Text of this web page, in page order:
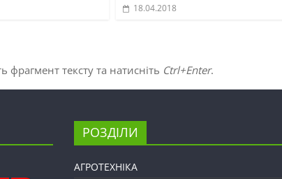
18.04.2018
тексту та натисніть Ctrl+Enter.
РОЗДІЛИ
АГРОТЕХНІКА